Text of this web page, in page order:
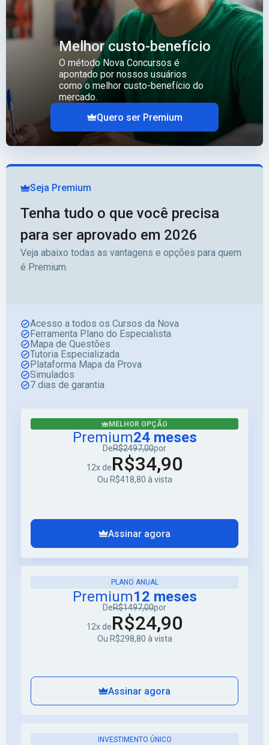
Melhor custo-benefício
O método Nova Concursos é
apontado por nossos usuários
como o melhor custo-benefício do
mercado.
Quero ser Premium
Seja Premium
Tenha tudo o que você precisa
para ser aprovado em 2026
Veja abaixo todas as vantagens e opções para quem
é Premium.
Acesso a todos os Cursos da Nova
Ferramenta Plano do Especialista
Mapa de Questões
Tutoria Especializada
Plataforma Mapa da Prova
Simulados
7 dias de garantia
MELHOR OPÇÃO
Premium24 meses
DeR$2497,00por
12x deR$34,90
Ou R$418,80 à vista
Assinar agora
PLANO ANUAL
Premium12 meses
DeR$1497,00por
12x deR$24,90
Ou R$298,80 à vista
Assinar agora
INVESTIMENTO ÚNICO